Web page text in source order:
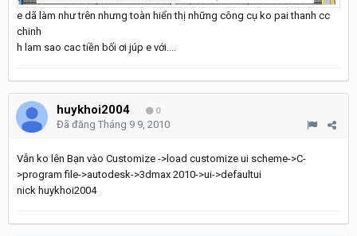
e dã làm như trên nhưng toàn hiển thị những công cụ ko pai thanh cc
chinh
h lam sao cac tiền bối ơi júp e với....
huykhoi2004 0
Đã đăng Tháng 9 9, 2010
Vẫn ko lên Bạn vào Customize ->load customize ui scheme->C-
>program file->autodesk->3dmax 2010->ui->defaultui
nick huykhoi2004